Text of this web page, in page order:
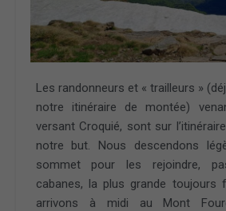
Les randonneurs et « trailleurs »
notre itinéraire de montée)
versant Croquié, sont sur
notre but. Nous descendons
sommet pour les rejoindre,
cabanes, la plus grande toujours
arrivons à midi au Mont